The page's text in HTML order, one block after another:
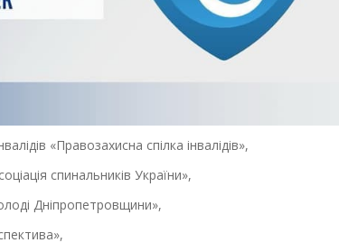
«Правозахисна спілка інвалідів»,
спинальників України»,
Дніпропетровщини»,